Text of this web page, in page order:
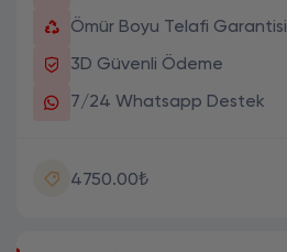
Ömür Boyu Telafi Garantisi
3D Güvenli Ödeme
7/24 Whatsapp Destek
4750.00₺